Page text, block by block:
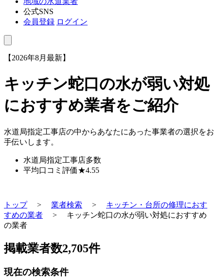
公式SNS
会員登録 ログイン
【2026年8月最新】
キッチン蛇口の水が弱い対処
におすすめ業者をご紹介
水道局指定工事店の中からあなたにあった事業者の選択をお
手伝いします。
水道局指定工事店多数
平均口コミ評価★4.55
トップ> 業者検索 > キッチン・台所の修理におす
すめの業者 > キッチン蛇口の水が弱い対処におすすめ
の業者
掲載業者数2,705件
現在の検索条件